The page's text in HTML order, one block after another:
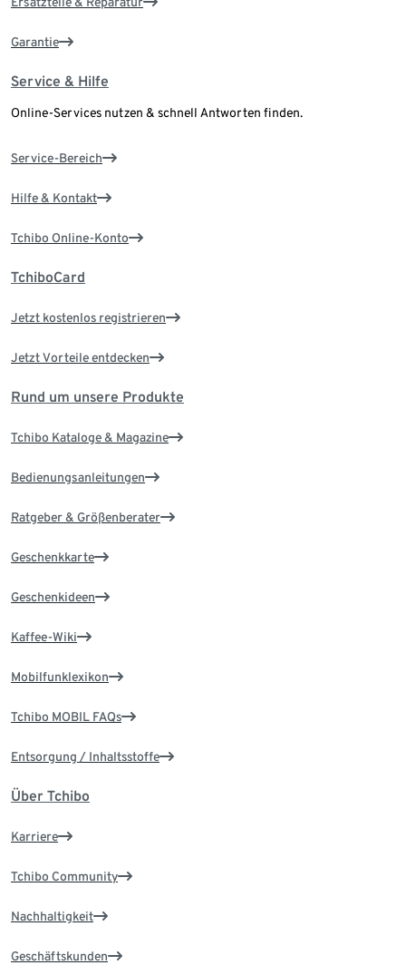
Garantie
Service & Hilfe
Online-Services nutzen & schnell Antworten finden.
Service-Bereich
Hilfe & Kontakt
Tchibo Online-Konto
TchiboCard
Jetzt kostenlos registrieren
Jetzt Vorteile entdecken
Rund um unsere Produkte
Tchibo Kataloge & Magazine
Bedienungsanleitungen
Ratgeber & Größenberater
Geschenkkarte
Geschenkideen
Kaffee-Wiki
Mobilfunklexikon
Tchibo MOBIL FAQs
Entsorgung / Inhaltsstoffe
Über Tchibo
Karriere
Tchibo Community
Nachhaltigkeit
Geschäftskunden